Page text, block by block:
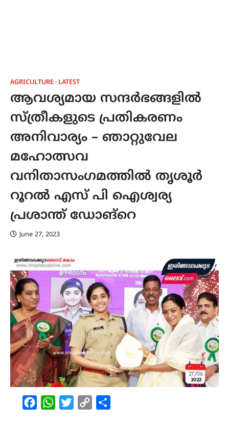
AGRICULTURE LATEST
ആവശ്യമായ സന്ദർഭങ്ങളിൽ
സ്ത്രീകളുടെ പ്രതികരണം
അനിവാര്യം – ഞാറ്റുവേല
മഹോത്സവ
വനിതാസംഗമത്തിൽ തൃശൂർ
റൂറൽ എസ് പി ഐശ്വര്യ
പ്രശാന്ത് ഡോങ്റെ
June 27, 2023
FacebookWhatsAppTwitterCopy